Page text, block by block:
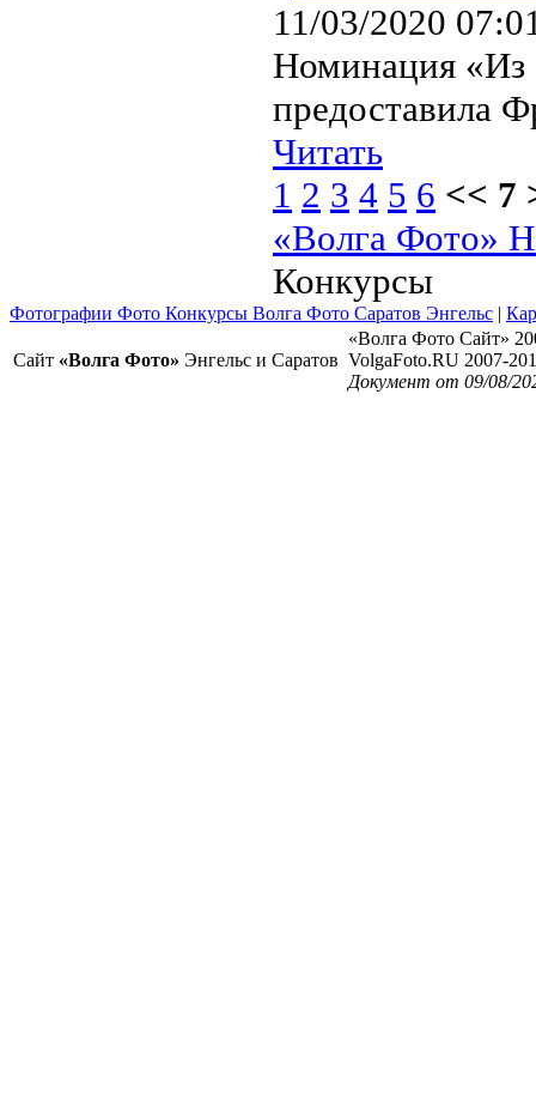
11/03/2020
Номинация «Из
предоставила
Читать
1 2 3 4 5 6 << 7
«Волга Фото»
Конкурсы
Фотографии Фото Конкурсы Волга Фото Саратов Энгельс |
Сайт «Волга Фото» Энгельс и Саратов
«Волга Фото Сайт»
VolgaFoto.RU 2007-
Документ от 09/08/